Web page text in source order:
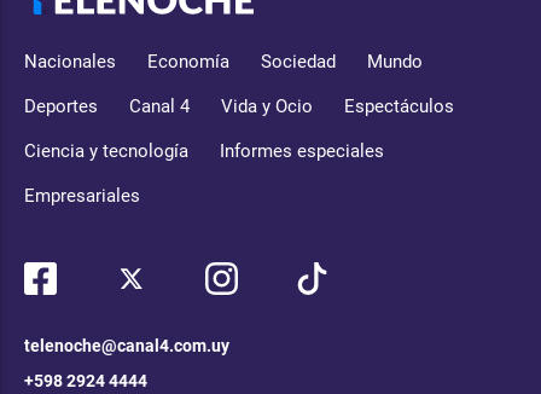
Nacionales Economía Sociedad Mundo
Deportes Canal 4 Vida y Ocio Espectáculos
Ciencia y tecnología Informes especiales
Empresariales
telenoche@canal4.com.uy
+598 2924 4444